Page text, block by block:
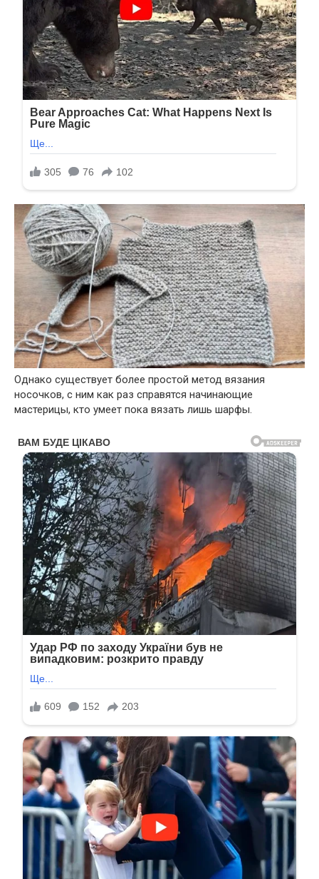
Однако существует более простой метод вязания
носочков, с ним как раз справятся начинающие
мастерицы, кто умеет пока вязать лишь шарфы.